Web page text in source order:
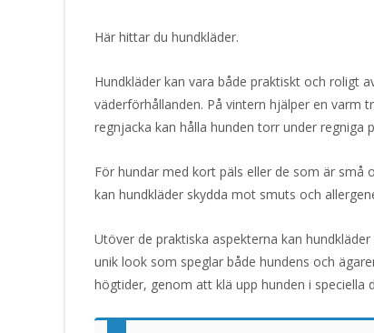
Här hittar du hundkläder.
Hundkläder kan vara både praktiskt och roligt
väderförhållanden. På vintern hjälper en varm
regnjacka kan hålla hunden torr under regniga
För hundar med kort päls eller de som är små
kan hundkläder skydda mot smuts och
Utöver de praktiska aspekterna kan
unik look som speglar både hundens och
högtider, genom att klä upp hunden i speciella